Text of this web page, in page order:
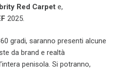
Red Carpet e,
2025.
gradi, saranno presenti alcune
da brand e realtà
penisola. Si potranno,